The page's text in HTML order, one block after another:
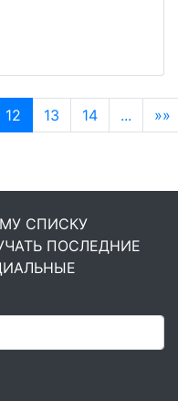
12 13 14 ... »»
СПИСКУ
ПОСЛЕДНИЕ